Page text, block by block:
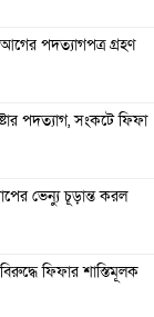
পদত্যাগপত্র গ্রহণ
পদত্যাগ, সংকটে ফিফা
ভেন্যু চূড়ান্ত করল
ফিফার শাস্তিমূলক